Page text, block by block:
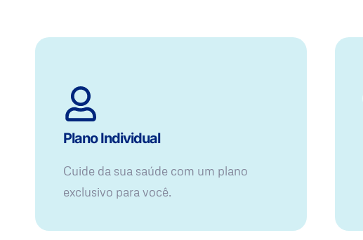
Plano Individual
Cuide da sua saúde com um plano
exclusivo para você.